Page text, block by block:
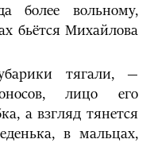
более вольному,
бьётся Михайлова
тягали, —
лицо его
а взгляд тянется
в мальцах,